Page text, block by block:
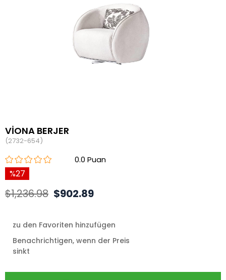
VİONA BERJER
(2732-654)
0.0
27
$1,236.98 $902.89
zu den Favoriten hinzufügen
Benachrichtigen, wenn der Preis
sinkt